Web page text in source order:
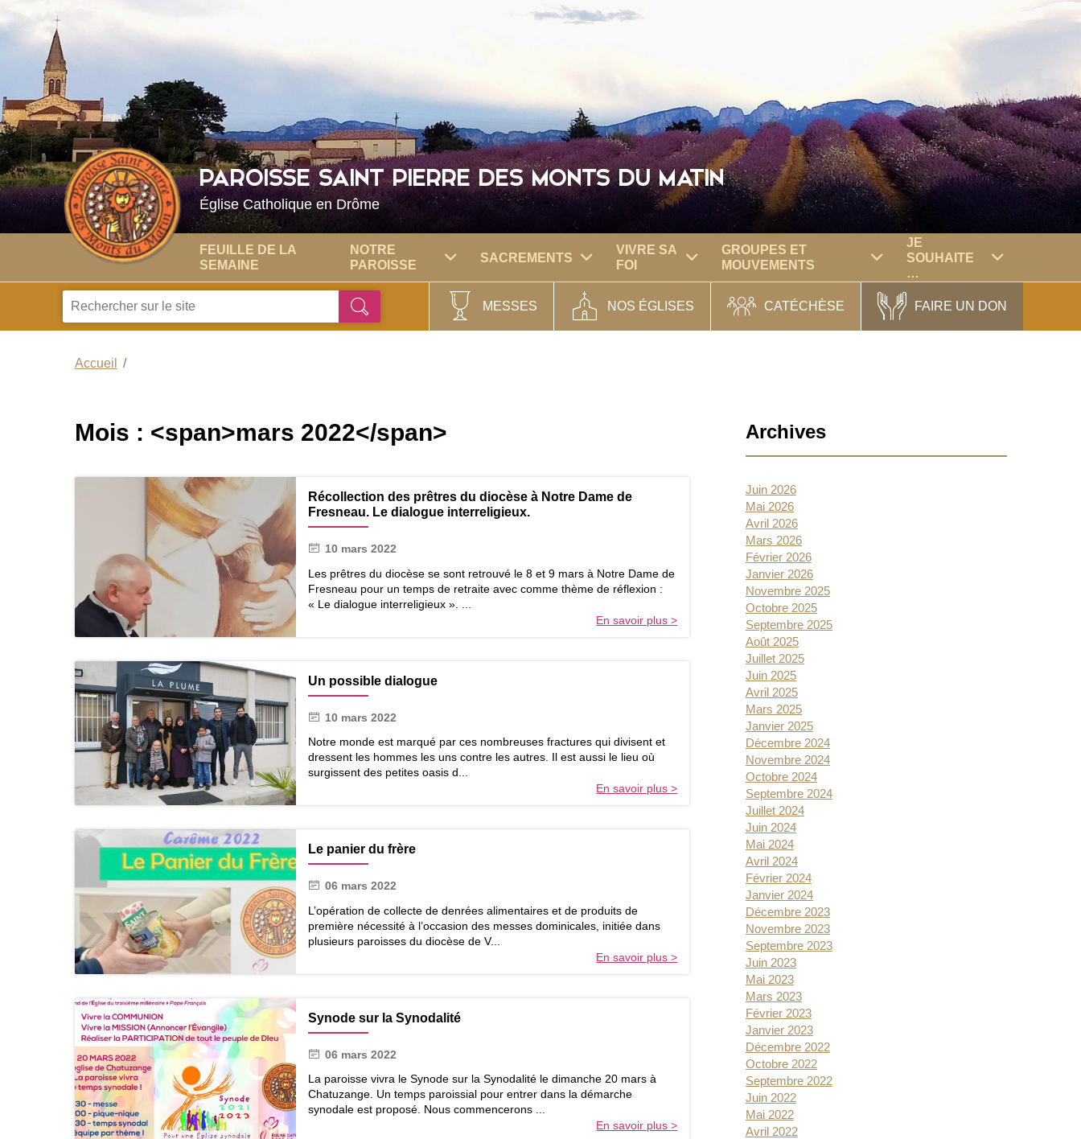
PAROISSE SAINT PIERRE DES MONTS DU MATIN
Église Catholique en Drôme
FEUILLE DE LA
SEMAINE
NOTRE
PAROISSE
SACREMENTS
VIVRE SA
FOI
GROUPES ET
MOUVEMENTS
JE
SOUHAITE
…
recherche
Ok MESSES NOS ÉGLISES CATÉCHÈSE FAIRE UN DON
Accueil
Mois : <span>mars 2022</span>
des
prêtres
du
diocèse
à
Notre
Dame
de
Fresneau.
dialogue
interreligieux.
Récollection des prêtres du diocèse à Notre Dame de
Fresneau. Le dialogue interreligieux.
10 mars 2022
Les prêtres du diocèse se sont retrouvé le 8 et 9 mars à Notre Dame de
Fresneau pour un temps de retraite avec comme thème de réflexion :
« Le dialogue interreligieux ». ...
En savoir plus >
possible
dialogue
Un possible dialogue
10 mars 2022
Notre monde est marqué par ces nombreuses fractures qui divisent et
dressent les hommes les uns contre les autres. Il est aussi le lieu où
surgissent des petites oasis d...
En savoir plus >
panier
du
frère
Le panier du frère
06 mars 2022
L’opération de collecte de denrées alimentaires et de produits de
première nécessité à l’occasion des messes dominicales, initiée dans
plusieurs paroisses du diocèse de V...
En savoir plus >
Synode sur la Synodalité
06 mars 2022
La paroisse vivra le Synode sur la Synodalité le dimanche 20 mars à
Chatuzange. Un temps paroissial pour entrer dans la démarche
synodale est proposé. Nous commencerons ...
En savoir plus >
Barre
latérale
Archives
Juin 2026
Mai 2026
Avril 2026
Mars 2026
Février 2026
Janvier 2026
Novembre 2025
Octobre 2025
Septembre 2025
Août 2025
Juillet 2025
Juin 2025
Avril 2025
Mars 2025
Janvier 2025
Décembre 2024
Novembre 2024
Octobre 2024
Septembre 2024
Juillet 2024
Juin 2024
Mai 2024
Avril 2024
Février 2024
Janvier 2024
Décembre 2023
Novembre 2023
Septembre 2023
Juin 2023
Mai 2023
Mars 2023
Février 2023
Janvier 2023
Décembre 2022
Octobre 2022
Septembre 2022
Juin 2022
Mai 2022
Avril 2022